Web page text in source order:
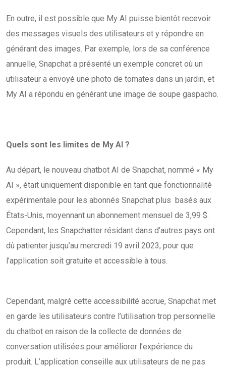
En outre, il est possible que My AI puisse bientôt recevoir
des messages visuels des utilisateurs et y répondre en
générant des images. Par exemple, lors de sa conférence
annuelle, Snapchat a présenté un exemple concret où un
utilisateur a envoyé une photo de tomates dans un jardin, et
My AI a répondu en générant une image de soupe gaspacho.
Quels sont les limites de My AI ?
Au départ, le nouveau chatbot AI de Snapchat, nommé « My
AI », était uniquement disponible en tant que fonctionnalité
expérimentale pour les abonnés Snapchat plus basés aux
États-Unis, moyennant un abonnement mensuel de 3,99 $.
Cependant, les Snapchatter résidant dans d’autres pays ont
dû patienter jusqu’au mercredi 19 avril 2023, pour que
l’application soit gratuite et accessible à tous.
Cependant, malgré cette accessibilité accrue, Snapchat met
en garde les utilisateurs contre l’utilisation trop personnelle
du chatbot en raison de la collecte de données de
conversation utilisées pour améliorer l’expérience du
produit. L’application conseille aux utilisateurs de ne pas